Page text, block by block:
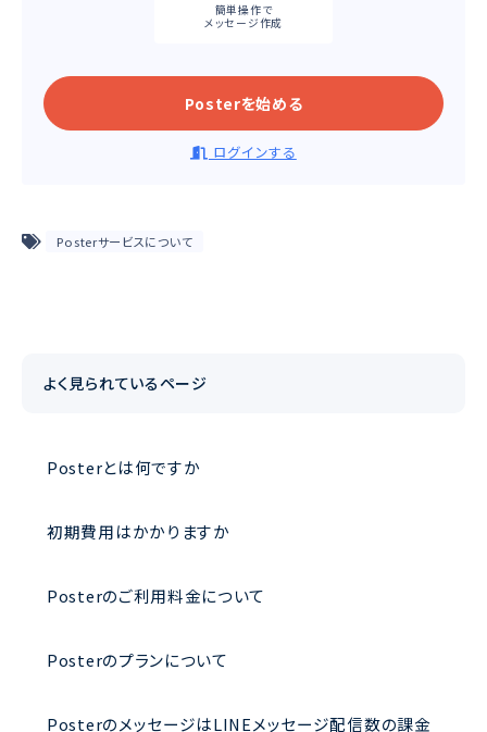
よく見られているページ
Posterとは何ですか
初期費用はかかりますか
Posterのご利用料金について
Posterのプランについて
PosterのメッセージはLINEメッセージ配信数の課金
簡単操作で
メッセージ作成
Posterを始める
ログインする
Posterサービスについて